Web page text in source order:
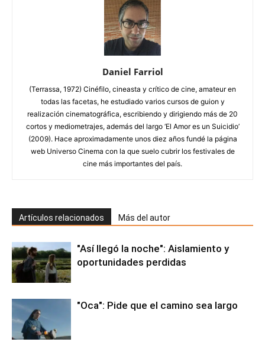
Daniel Farriol
(Terrassa, 1972) Cinéfilo, cineasta y crítico de cine, amateur en
todas las facetas, he estudiado varios cursos de guion y
realización cinematográfica, escribiendo y dirigiendo más de 20
cortos y mediometrajes, además del largo ‘El Amor es un Suicidio’
(2009). Hace aproximadamente unos diez años fundé la página
web Universo Cinema con la que suelo cubrir los festivales de
cine más importantes del país.
Artículos relacionados Más del autor
"Así llegó la noche": Aislamiento y
oportunidades perdidas
"Oca": Pide que el camino sea largo